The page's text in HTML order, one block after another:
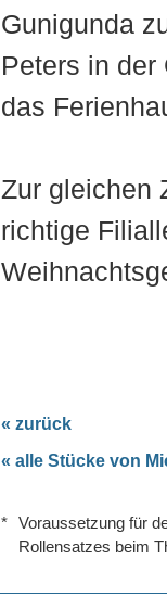
Gunigunda
Peters in
das
Zur gleichen
richtige
« zurück
« alle Stücke von
*
Voraussetzung für
Rollensatzes beim